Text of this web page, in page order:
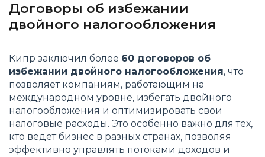
Договоры об избежании
двойного налогообложения
Кипр заключил более 60 договоров об
избежании двойного налогообложения, что
позволяет компаниям, работающим на
международном уровне, избегать двойного
налогообложения и оптимизировать свои
налоговые расходы. Это особенно важно для тех,
кто ведёт бизнес в разных странах, позволяя
эффективно управлять потоками доходов и